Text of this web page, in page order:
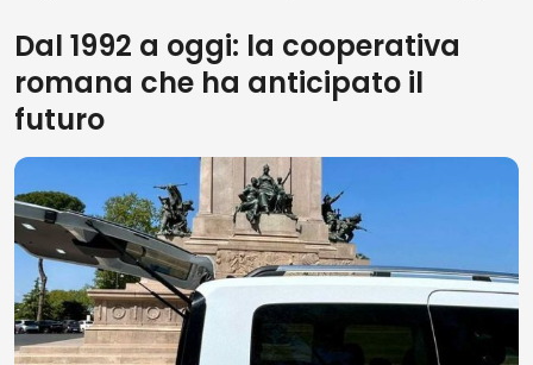
Dal 1992 a oggi: la cooperativa
romana che ha anticipato il
futuro